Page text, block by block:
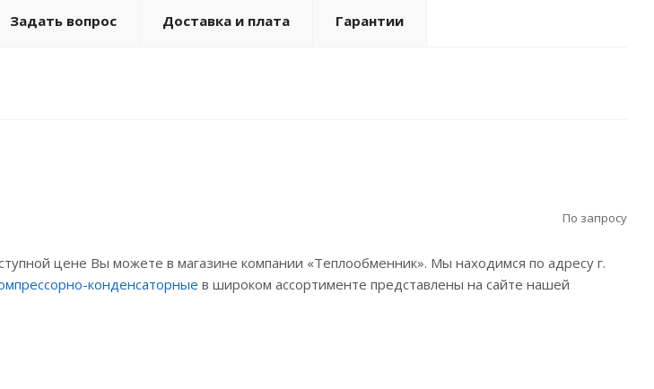
Температурный режим : Высокотемпературный
Задать вопрос Доставка и плата Гарантии
По запросу
цене Вы можете в магазине компании «Теплообменник». Мы находимся по адресу г.
конденсаторные в широком ассортименте представлены на сайте нашей